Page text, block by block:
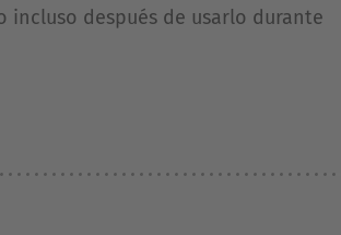
incluso después de usarlo durante